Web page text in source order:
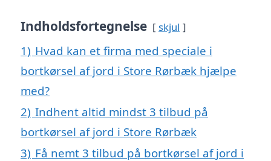
Indholdsfortegnelse skjul
1) Hvad kan et firma med speciale i
bortkørsel af jord i Store Rørbæk hjælpe
med?
2) Indhent altid mindst 3 tilbud på
bortkørsel af jord i Store Rørbæk
3) Få nemt 3 tilbud på bortkørsel af jord i